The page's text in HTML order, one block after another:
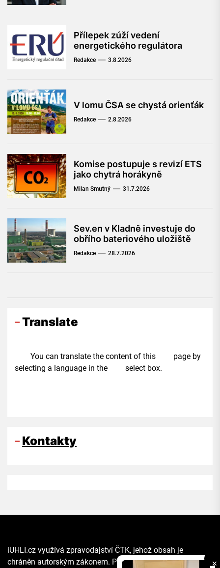
Přílepek zúží vedení
energetického regulátora
Redakce 3.8.2026
V lomu ČSA se chystá orienťák
Redakce 2.8.2026
Komise postupuje s revizí ETS
jako chytrá horákyně
Milan Smutný 31.7.2026
Sev.en v Kladně investuje do
obřího bateriového uložiště
Redakce 28.7.2026
Translate
You can translate the content of this page by
selecting a language in the select box.
Kontakty
✕
iUHLI.cz využívá zpravodajství ČTK, jehož obsah je
chráněn autorským zákonem. Přepis, šíření či další